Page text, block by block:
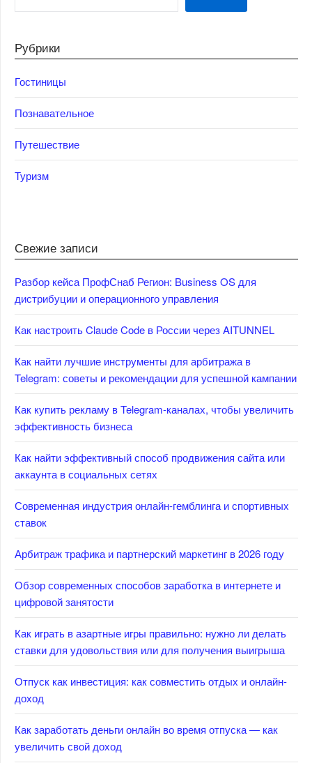
Рубрики
Гостиницы
Познавательное
Путешествие
Туризм
Свежие записи
Разбор кейса ПрофСнаб Регион: Business OS для
дистрибуции и операционного управления
Как настроить Claude Code в России через AITUNNEL
Как найти лучшие инструменты для арбитража в
Telegram: советы и рекомендации для успешной кампании
Как купить рекламу в Telegram-каналах, чтобы увеличить
эффективность бизнеса
Как найти эффективный способ продвижения сайта или
аккаунта в социальных сетях
Современная индустрия онлайн-гемблинга и спортивных
ставок
Арбитраж трафика и партнерский маркетинг в 2026 году
Обзор современных способов заработка в интернете и
цифровой занятости
Как играть в азартные игры правильно: нужно ли делать
ставки для удовольствия или для получения выигрыша
Отпуск как инвестиция: как совместить отдых и онлайн-
доход
Как заработать деньги онлайн во время отпуска — как
увеличить свой доход